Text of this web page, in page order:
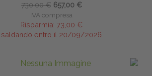
730,00 € 657,00 €
IVA compresa
Risparmia: 73,00 €
saldando entro il 20/09/2026